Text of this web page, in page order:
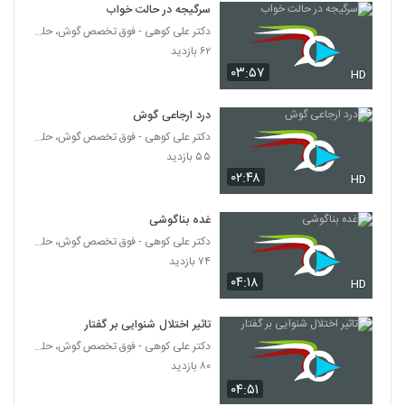
۰۳:۵۷ HD
سرگیجه در حالت خواب
دکتر علی کوهی - فوق تخصص گوش، حلق و بینی
۶۲ بازدید
۰۲:۴۸ HD
درد ارجاعی گوش
دکتر علی کوهی - فوق تخصص گوش، حلق و بینی
۵۵ بازدید
۰۴:۱۸ HD
غده بناگوشی
دکتر علی کوهی - فوق تخصص گوش، حلق و بینی
۷۴ بازدید
۰۴:۵۱
تاثیر اختلال شنوایی بر گفتار
دکتر علی کوهی - فوق تخصص گوش، حلق و بینی
۸۰ بازدید